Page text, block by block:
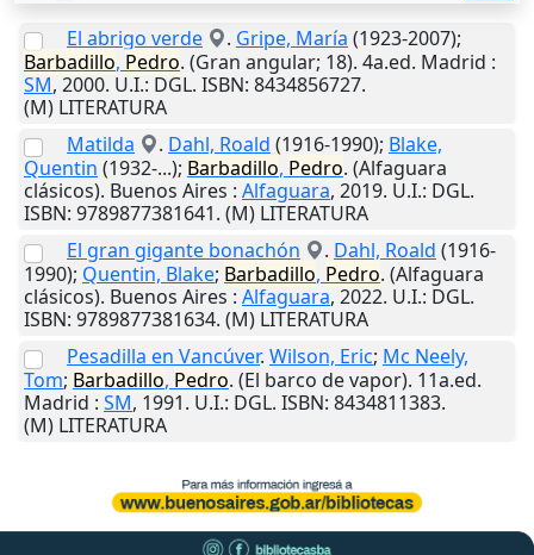
El abrigo verde . Gripe, María (1923-2007);
Barbadillo, Pedro. (Gran angular; 18). 4a.ed. Madrid :
SM, 2000. U.I.: DGL. ISBN: 8434856727.
(M) LITERATURA
Matilda
. Dahl, Roald (1916-1990); Blake,
Quentin (1932-...); Barbadillo, Pedro. (Alfaguara
clásicos). Buenos Aires : Alfaguara, 2019. U.I.: DGL.
ISBN: 9789877381641. (M) LITERATURA
El gran gigante bonachón
. Dahl, Roald (1916-
1990); Quentin, Blake; Barbadillo, Pedro. (Alfaguara
clásicos). Buenos Aires : Alfaguara, 2022. U.I.: DGL.
ISBN: 9789877381634. (M) LITERATURA
Pesadilla en Vancúver. Wilson, Eric; Mc Neely,
Tom; Barbadillo, Pedro. (El barco de vapor). 11a.ed.
Madrid : SM, 1991. U.I.: DGL. ISBN: 8434811383.
(M) LITERATURA